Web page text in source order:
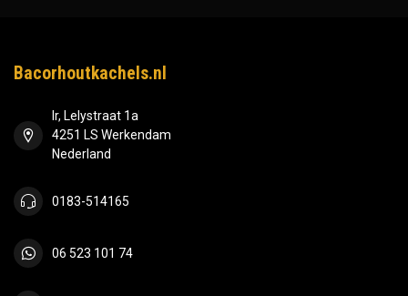
Bacorhoutkachels.nl
Ir, Lelystraat 1a
4251 LS Werkendam
Nederland
0183-514165
06 523 101 74